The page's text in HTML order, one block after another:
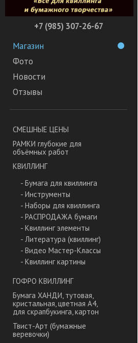
+7 (985) 307-26-67
Магазин
Фото
Новости
Отзывы
СМЕШНЫЕ ЦЕНЫ
РАМКИ глубокие для
объёмных работ
КВИЛЛИНГ
- Бумага для квиллинга
- Инструменты
- Наборы для квиллинга
- РАСПРОДАЖА бумаги
- Квиллинг элементы
- Литература (квиллинг)
- Видео Мастер-Классы
- Квиллинг картины
ГОФРО КВИЛЛИНГ
Бумага ХАНДИ, тутовая,
кристальная, цветная А4,
для скрапбукинга, картон
Твист-Арт (бумажные
веревочки)